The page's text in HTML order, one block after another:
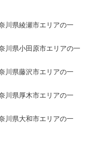
川県綾瀬市エリアの一
川県小田原市エリアの一
川県藤沢市エリアの一
川県厚木市エリアの一
川県大和市エリアの一